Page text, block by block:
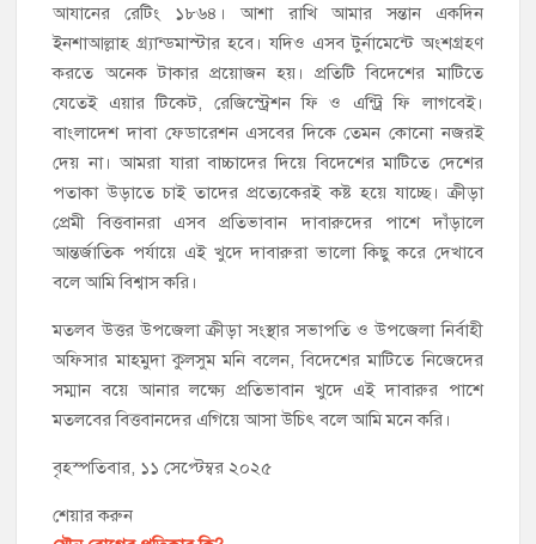
আযানের রেটিং ১৮৬৪। আশা রাখি আমার সন্তান একদিন
ইনশাআল্লাহ গ্র্যান্ডমাস্টার হবে। যদিও এসব টুর্নামেন্টে অংশগ্রহণ
করতে অনেক টাকার প্রয়োজন হয়। প্রতিটি বিদেশের মাটিতে
যেতেই এয়ার টিকেট, রেজিস্ট্রেশন ফি ও এন্ট্রি ফি লাগবেই।
বাংলাদেশ দাবা ফেডারেশন এসবের দিকে তেমন কোনো নজরই
দেয় না। আমরা যারা বাচ্চাদের দিয়ে বিদেশের মাটিতে দেশের
পতাকা উড়াতে চাই তাদের প্রত্যেকেরই কষ্ট হয়ে যাচ্ছে। ক্রীড়া
প্রেমী বিত্তবানরা এসব প্রতিভাবান দাবারুদের পাশে দাঁড়ালে
আন্তর্জাতিক পর্যায়ে এই খুদে দাবারুরা ভালো কিছু করে দেখাবে
বলে আমি বিশ্বাস করি।
মতলব উত্তর উপজেলা ক্রীড়া সংস্থার সভাপতি ও উপজেলা নির্বাহী
অফিসার মাহমুদা কুলসুম মনি বলেন, বিদেশের মাটিতে নিজেদের
সম্মান বয়ে আনার লক্ষ্যে প্রতিভাবান খুদে এই দাবারুর পাশে
মতলবের বিত্তবানদের এগিয়ে আসা উচিৎ বলে আমি মনে করি।
বৃহস্পতিবার, ১১ সেপ্টেম্বর ২০২৫
শেয়ার করুন